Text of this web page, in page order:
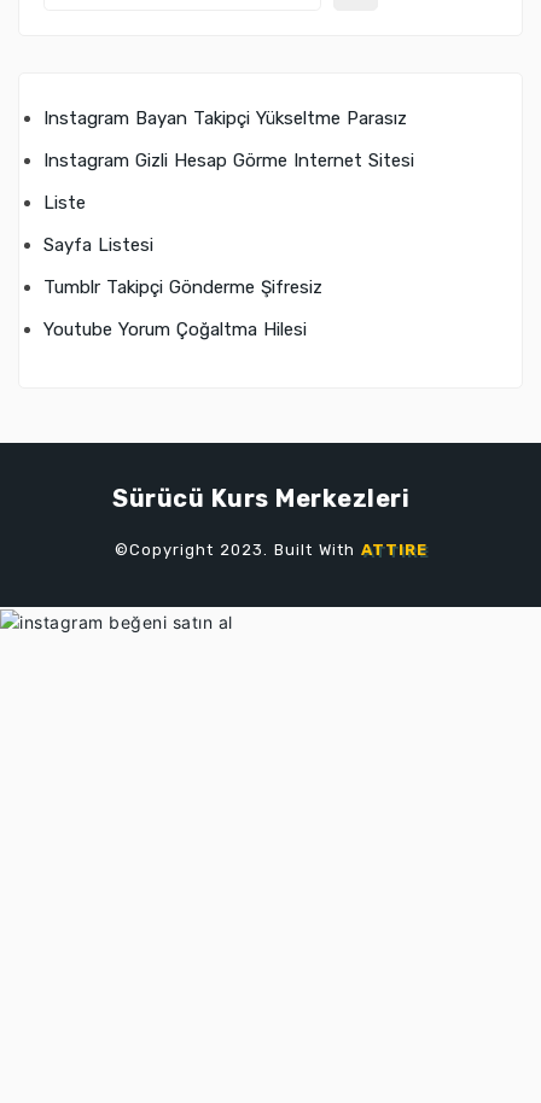
Instagram Bayan Takipçi Yükseltme Parasız
Instagram Gizli Hesap Görme Internet Sitesi
Liste
Sayfa Listesi
Tumblr Takipçi Gönderme Şifresiz
Youtube Yorum Çoğaltma Hilesi
Sürücü Kurs Merkezleri
©Copyright 2023. Built With ATTIRE